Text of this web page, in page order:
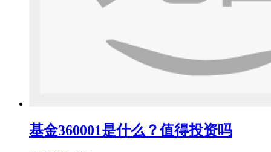
基金360001是什么？值得投资吗